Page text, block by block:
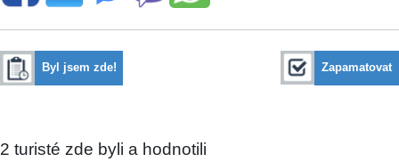
Byl jsem zde! Zapamatovat
2 turisté zde byli a hodnotili